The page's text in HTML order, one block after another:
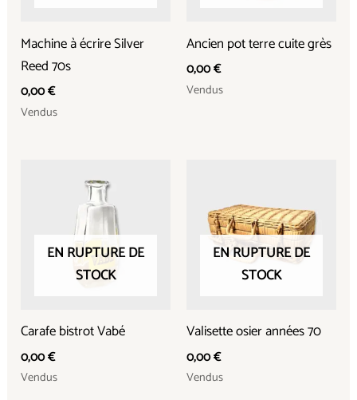
Machine à écrire Silver
Reed 70s
0,00€
Vendus
Ancien pot terre cuite grès
0,00€
Vendus
EN RUPTURE DE
STOCK
Carafe bistrot Vabé
0,00€
Vendus
EN RUPTURE DE
STOCK
Valisette osier années 70
0,00€
Vendus